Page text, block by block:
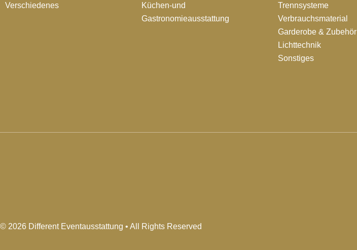
Verschiedenes
Küchen-und
Gastronomieausstattung
Trennsysteme
Verbrauchsmaterial
Garderobe & Zubehör
Lichttechnik
Sonstiges
© 2026 Different Eventausstattung • All Rights Reserved